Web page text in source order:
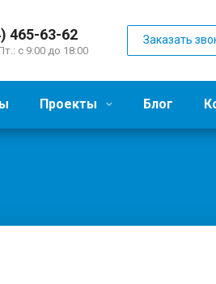
465-63-62
с 9:00 до 18:00
Заказать
Проекты Блог